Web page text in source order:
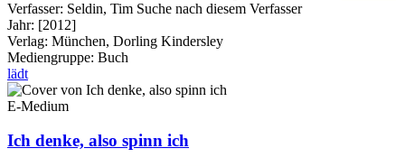
Verfasser: Seldin, Tim Suche nach diesem Verfasser
Jahr: [2012]
Verlag: München, Dorling Kindersley
Mediengruppe: Buch
lädt
E-Medium
Ich denke, also spinn ich